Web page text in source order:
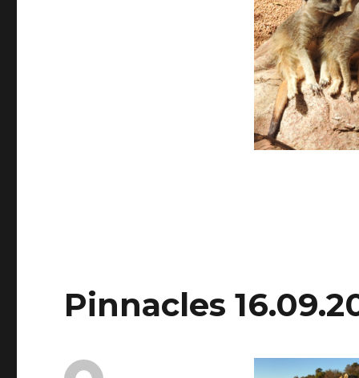
Pinnacles